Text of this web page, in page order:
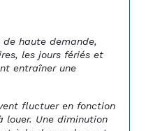
de haute demande,
les jours fériés et
entraîner une
fluctuer en fonction
louer. Une diminution